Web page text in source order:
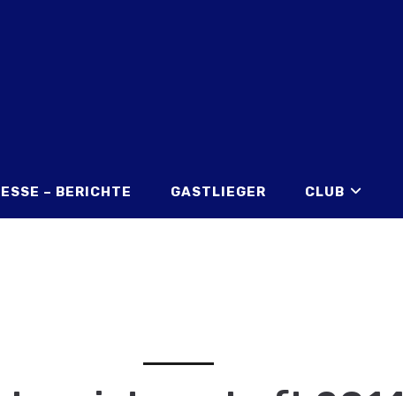
– BERICHTE GASTLIEGER CLUB